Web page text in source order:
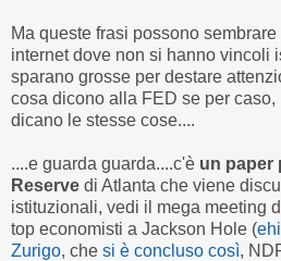
Ma queste frasi possono
internet dove non si hanno vincoli
sparano grosse per destare
cosa dicono alla FED se per
dicano le stesse cose....
....e guarda guarda....c'è un paper
Reserve di Atlanta che viene
istituzionali, vedi il mega meeting
top economisti a Jackson Hole (
Zurigo, che si è concluso così,